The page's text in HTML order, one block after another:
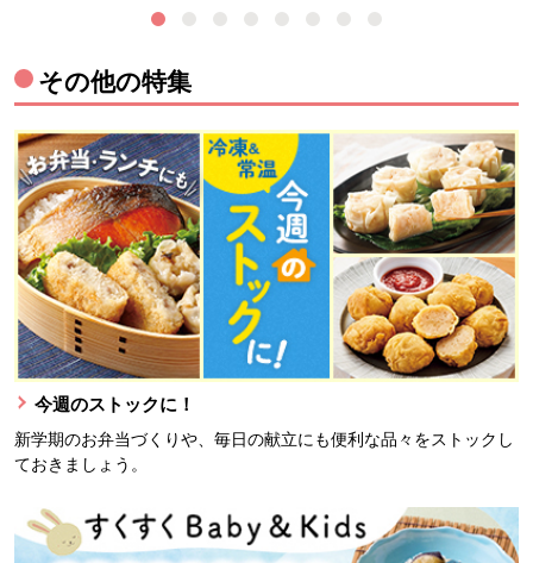
その他の特集
今週のストックに！
新学期のお弁当づくりや、毎日の献立にも便利な品々をストックし
ておきましょう。